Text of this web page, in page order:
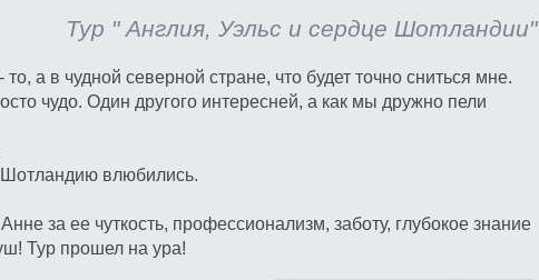
Тур " Англия, Уэльс и сердце Шотландии"
а в чудной северной стране, что будет точно сниться мне.
чудо. Один другого интересней, а как мы дружно пели
Шотландию влюбились.
за ее чуткость, профессионализм, заботу, глубокое знание
Тур прошел на ура!